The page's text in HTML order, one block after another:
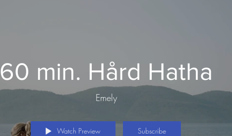
60 min. Hård Hatha
Emely
Watch Preview Subscribe